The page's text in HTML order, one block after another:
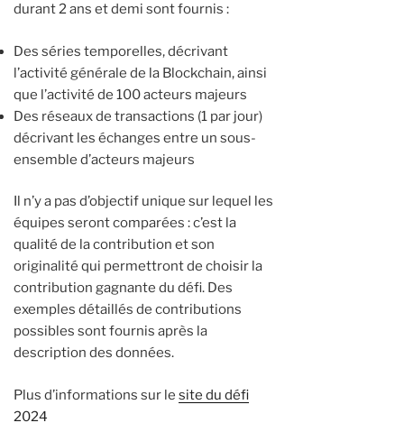
durant 2 ans et demi sont fournis :
Des séries temporelles, décrivant
l’activité générale de la Blockchain, ainsi
que l’activité de 100 acteurs majeurs
Des réseaux de transactions (1 par jour)
décrivant les échanges entre un sous-
ensemble d’acteurs majeurs
Il n’y a pas d’objectif unique sur lequel les
équipes seront comparées : c’est la
qualité de la contribution et son
originalité qui permettront de choisir la
contribution gagnante du défi. Des
exemples détaillés de contributions
possibles sont fournis après la
description des données.
Plus d’informations sur le site du défi
2024